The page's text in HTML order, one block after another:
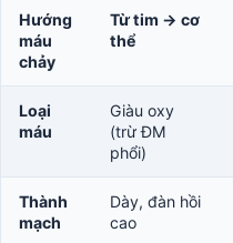
Hướng
máu
chảy
Từ tim → cơ
thể
Loại
máu
Giàu oxy
(trừ ĐM
phổi)
Thành
mạch
Dày, đàn hồi
cao